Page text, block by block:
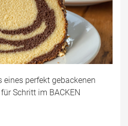
eines perfekt gebackenen
Schritt im BACKEN